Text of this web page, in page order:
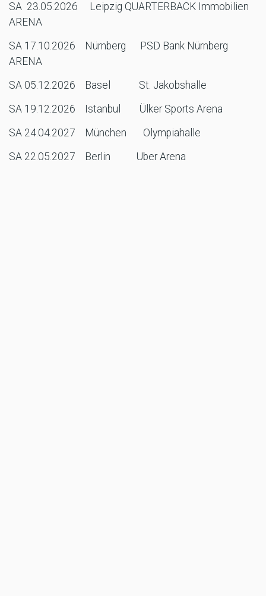
SA 23.05.2026 Leipzig QUARTERBACK Immobilien
ARENA
SA 17.10.2026 Nürnberg PSD Bank Nürnberg
ARENA
SA 05.12.2026 Basel St. Jakobshalle
SA 19.12.2026 Istanbul Ülker Sports Arena
SA 24.04.2027 München Olympiahalle
SA 22.05.2027 Berlin Uber Arena